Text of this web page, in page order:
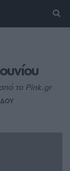
το Pink.gr